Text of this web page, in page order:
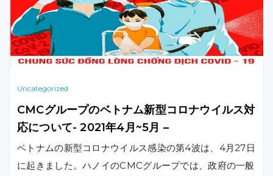
Uncategorized
CMCグループのベトナム新型コロナウイルス対
応について- 2021年4月~5月 –
ベトナムの新型コロナウイルス感染の第4波は、4月27日
に起きました。ハノイのCMCグループでは、政府の一般